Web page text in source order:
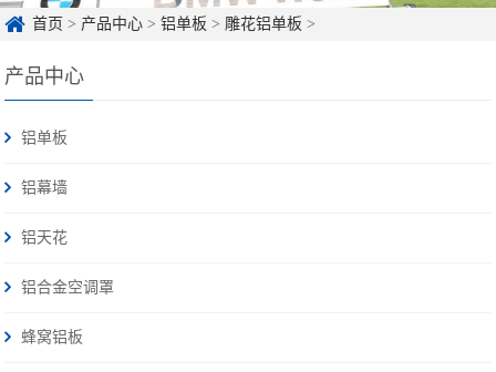
首页 > 产品中心 >铝单板 >雕花铝单板 >
产品中心
铝单板
铝幕墙
铝天花
铝合金空调罩
蜂窝铝板